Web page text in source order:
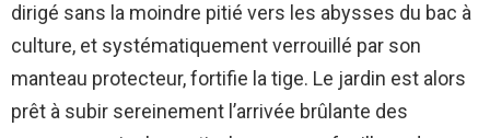
dirigé sans la moindre pitié vers les abysses du bac à
culture, et systématiquement verrouillé par son
manteau protecteur, fortifie la tige. Le jardin est alors
prêt à subir sereinement l’arrivée brûlante des